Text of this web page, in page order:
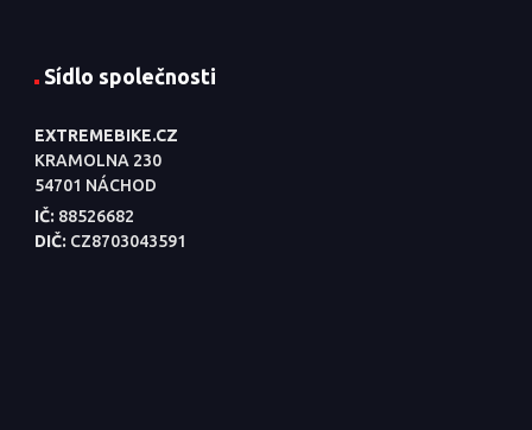
Sídlo společnosti
EXTREMEBIKE.CZ
KRAMOLNA 230
54701 NÁCHOD
IČ: 88526682
DIČ: CZ8703043591